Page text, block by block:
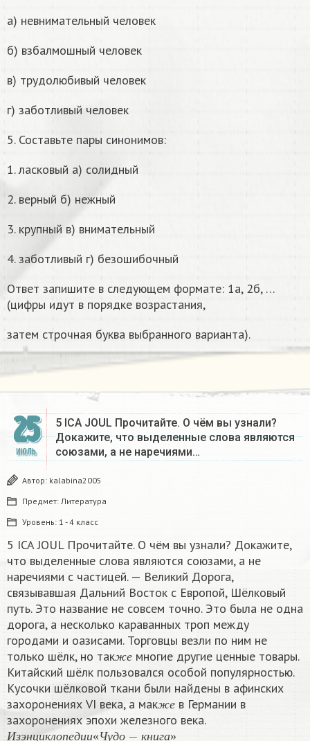
а) невнимательный человек
б) взбалмошный человек
в) трудолюбивый человек
г) заботливый человек
5. Составьте пары синонимов:
1. ласковый а) солидный
2. верный б) нежный
3. крупный в) внимательный
4. заботливый г) безошибочный
Ответ запишите в следующем формате: 1а, 2б, …
(цифры идут в порядке возрастания,
затем строчная буква выбранного варианта).
25
ИЮЛЬ
5 ICA JOUL Прочитайте. О чём вы узнали?
Докажите, что выделенные слова являются
союзами, а не наречиями…
Автор: kalabina2005
Предмет: Литература
Уровень: 1 - 4 класс
5 ICA JOUL Прочитайте. О чём вы узнали? Докажите,
что выделенные слова являются союзами, а не
наречиями с частицей. — Великий Дорога,
связывавшая Дальний Восток с Европой, Шёлковый
путь. Это название не совсем точно. Это была не одна
дорога, а несколько караванных троп между
городами и оазисами. Торговцы везли по ним не
только шёлк, но такж е
же
многие другие ценные товары.
Китайский шёлк пользовался особой популярностью.
Кусочки шёлковой ткани были найдены в афинских
захоронениях VI века, а макж е
же в Германии в
захоронениях эпохи железного века.
Изэнциклопедии«Чудо−книга»